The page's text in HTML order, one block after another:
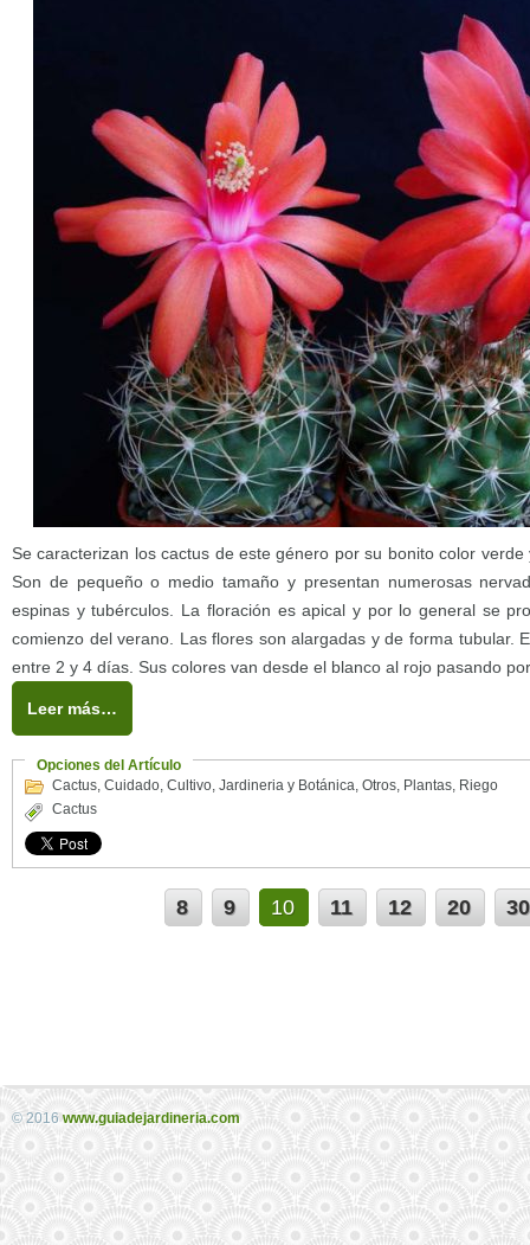
Se caracterizan los cactus de este género por su bonito color
Son de pequeño o medio tamaño y presentan numerosas
espinas y tubérculos. La floración es apical y por lo general se
comienzo del verano. Las flores son alargadas y de forma tubular.
entre 2 y 4 días. Sus colores van desde el blanco al rojo pasando
Leer más…
Opciones del Artículo
Cactus, Cuidado, Cultivo, Jardineria y Botánica, Otros, Plantas, Riego
Cactus
8 9 10 11 12 20 30
© 2016 www.guiadejardineria.com